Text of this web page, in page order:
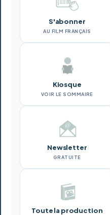
S'abonner
AU FILM FRANÇAIS
Kiosque
VOIR LE SOMMAIRE
Newsletter
GRATUITE
Toute la production